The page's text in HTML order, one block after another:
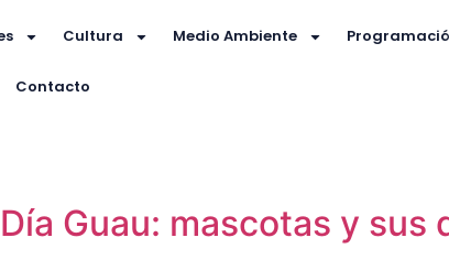
Cultura Medio Ambiente
Contacto
Guau: mascotas y sus